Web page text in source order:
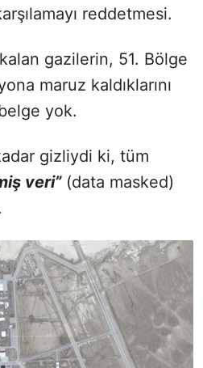
reddetmesi.
gazilerin, 51. Bölge
maruz kaldıklarını
yok.
gizliydi ki, tüm
veri”(data masked)